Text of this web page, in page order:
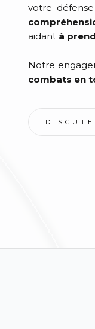
votre
aidant à
Notre
combats en